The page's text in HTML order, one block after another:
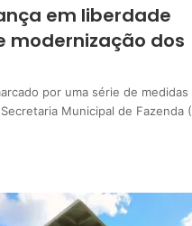
em liberdade
modernização dos
por uma série de medidas
Municipal de Fazenda